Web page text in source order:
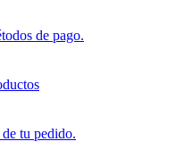
de pago.
tu pedido.